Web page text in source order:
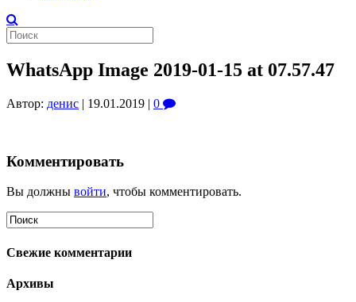
WhatsApp Image 2019-01-15 at 07.57.47
Автор: денис | 19.01.2019 | 0
Комментировать
Вы должны войти, чтобы комментировать.
Свежие комментарии
Архивы